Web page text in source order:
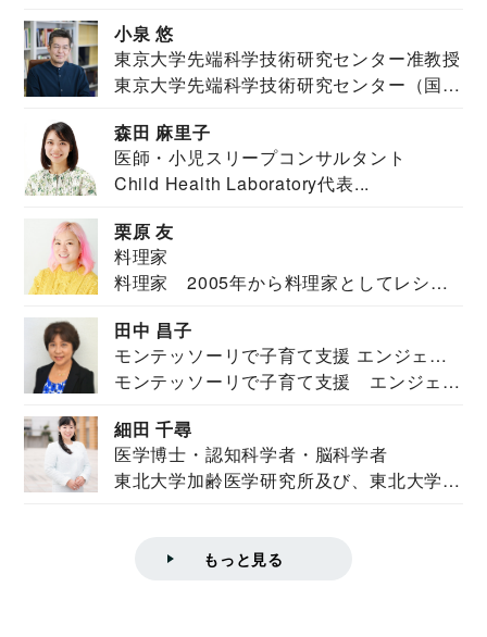
小泉 悠
東京大学先端科学技術研究センター准教授
東京大学先端科学技術研究センター（国際
森田 麻里子
医師・小児スリープコンサルタント
Child Health Laboratory代表...
栗原 友
料理家
料理家 2005年から料理家としてレシピ
田中 昌子
モンテッソーリで子育て支援 エンジェル
ズハウス研究所所長
モンテッソーリで子育て支援 エンジェル
細田 千尋
医学博士・認知科学者・脳科学者
東北大学加齢医学研究所及び、東北大学大
もっと見る